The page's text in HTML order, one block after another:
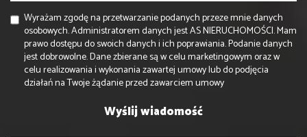
Wyrażam zgodę na przetwarzanie podanych przeze mnie danych
osobowych. Administratorem danych jest AS NIERUCHOMOŚCI. Mam
prawo dostępu do swoich danych i ich poprawiania. Podanie danych
jest dobrowolne. Dane zbierane są w celu marketingowym oraz w
celu realizowania i wykonania zawartej umowy lub do podjęcia
działań na Twoje żądanie przed zawarciem umowy